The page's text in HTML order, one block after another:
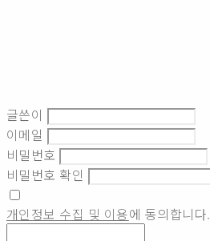
글쓴이
이메일
비밀번호
비밀번호 확인
개인정보 수집 및 이용에 동의합니다.